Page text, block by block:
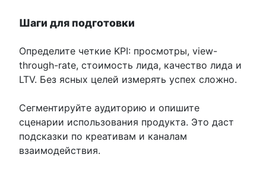
Шаги для подготовки
Определите четкие KPI: просмотры, view-
through-rate, стоимость лидa, качество лида и
LTV. Без ясных целей измерять успех сложно.
Сегментируйте аудиторию и опишите
сценарии использования продукта. Это даст
подсказки по креативам и каналам
взаимодействия.